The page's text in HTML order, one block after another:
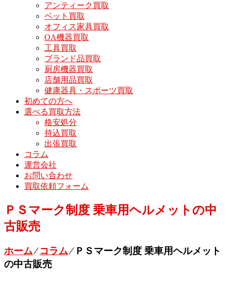
アンティーク買取
ベット買取
オフィス家具買取
OA機器買取
工具買取
ブランド品買取
厨房機器買取
店舗用品買取
健康器具・スポーツ買取
初めての方へ
選べる買取方法
格安処分
持込買取
出張買取
コラム
運営会社
お問い合わせ
買取依頼フォーム
ＰＳマーク制度 乗車用ヘルメットの中
古販売
ホーム⁄コラム⁄ ＰＳマーク制度 乗車用ヘルメット
の中古販売